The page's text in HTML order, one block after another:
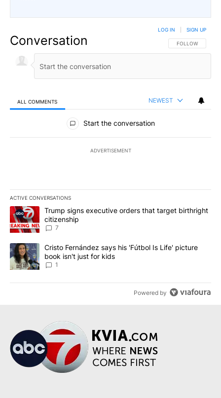
Conversation FOLLOW THIS
FOLLOW
LOG IN SIGN UP
ALL COMMENTS NEWEST
All Comments
Start the conversation
ADVERTISEMENT
ACTIVE CONVERSATIONS
The following is a list of the most commented articles in the last
A trending article titled "Trump signs executive orders that
Trump signs executive orders that target birthright
citizenship
7
A trending article titled "Cristo Fernández says his 'Fútbol Is
Cristo Fernández says his 'Fútbol Is Life' picture
book isn't just for kids
1
Powered by